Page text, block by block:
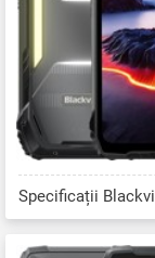
Specificații